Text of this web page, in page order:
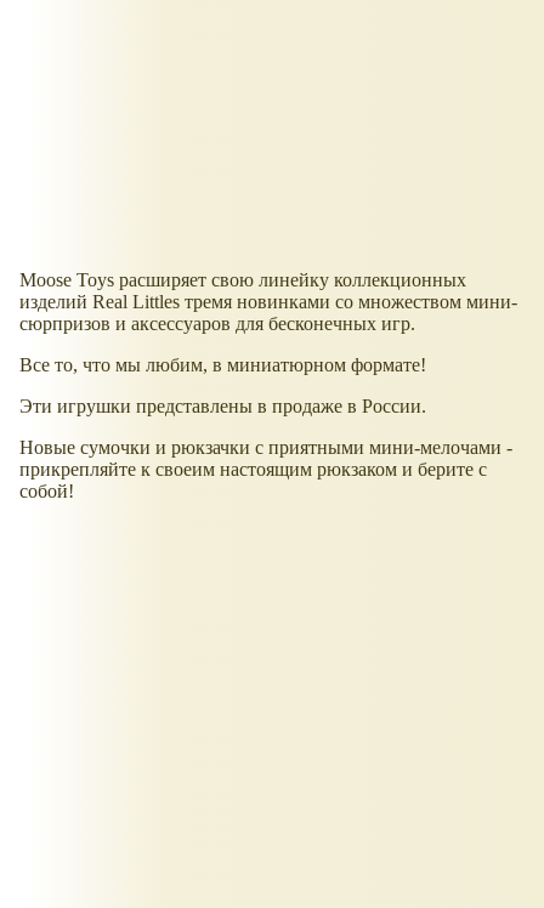
Moose Toys расширяет свою линейку коллекционных
изделий Real Littles тремя новинками со множеством мини-
сюрпризов и аксессуаров для бесконечных игр.
Все то, что мы любим, в миниатюрном формате!
Эти игрушки представлены в продаже в России.
Новые сумочки и рюкзачки с приятными мини-мелочами -
прикрепляйте к своеим настоящим рюкзаком и берите с
собой!